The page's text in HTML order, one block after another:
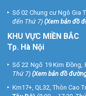
Số 02 Chung cư Ngô Gia
đến Thứ 7) (Xem bản đồ
KHU VỰC MIỀN BẮC
Tp. Hà Nội
Số 22 Ngõ 19 Kim Đồng,
Thứ 7) (Xem bản đồ
Km17+, QL32, Thôn Cao